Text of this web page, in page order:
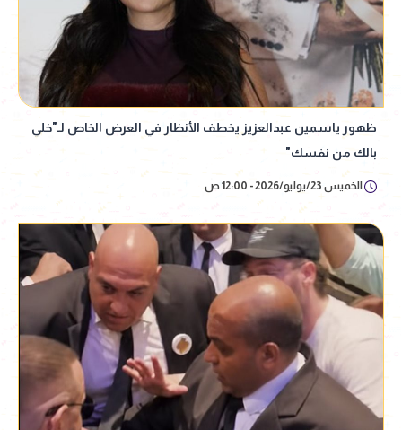
ظهور ياسمين عبدالعزيز يخطف الأنظار في العرض الخاص لـ"خلي
بالك من نفسك"
الخميس 23/يوليو/2026 - 12:00 ص